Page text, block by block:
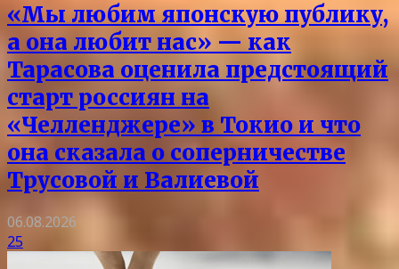
«Мы любим японскую публику,
а она любит нас» — как
Тарасова оценила предстоящий
старт россиян на
«Челленджере» в Токио и что
она сказала о соперничестве
Трусовой и Валиевой
06.08.2026
25